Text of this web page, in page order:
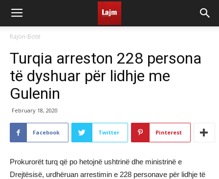
Rajon-Botë
Turqia arreston 228 persona
të dyshuar për lidhje me
Gulenin
February 18, 2020
Facebook Twitter Pinterest
Prokurorët turq që po hetojnë ushtrinë dhe ministrinë e
Drejtësisë, urdhëruan arrestimin e 228 personave për lidhje të